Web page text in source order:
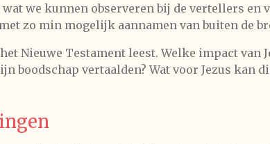
we kunnen observeren bij de vertellers en
zo min mogelijk aannamen van buiten de
Nieuwe Testament leest. Welke impact van
boodschap vertaalden? Wat voor Jezus kan